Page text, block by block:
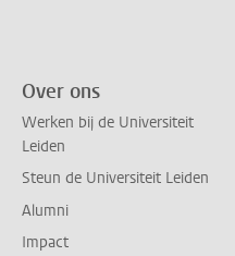
Over ons
Werken bij de Universiteit
Leiden
Steun de Universiteit Leiden
Alumni
Impact